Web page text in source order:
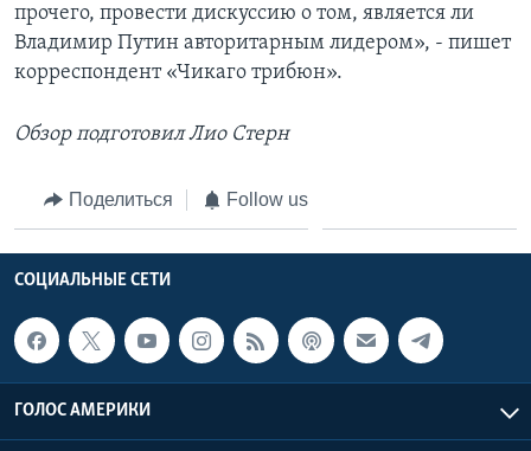
прочего, провести дискуссию о том, является ли
Владимир Путин авторитарным лидером», - пишет
корреспондент «Чикаго трибюн».
Обзор подготовил Лио Стерн
Поделиться Follow us
СОЦИАЛЬНЫЕ СЕТИ
ГОЛОС АМЕРИКИ